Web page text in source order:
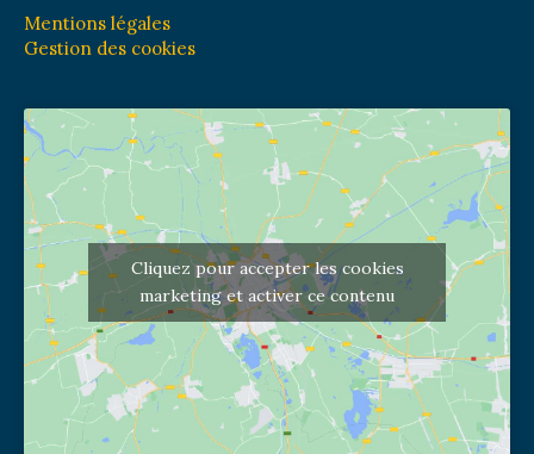
Mentions légales
Gestion des cookies
Cliquez pour accepter les cookies
marketing et activer ce contenu